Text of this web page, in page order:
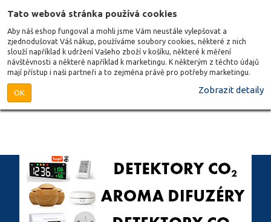
Tato webová stránka používá cookies
Aby náš eshop fungoval a mohli jsme Vám neustále vylepšovat a
zjednodušovat Váš nákup, používáme soubory cookies, některé z nich
slouží například k udržení Vašeho zboží v košíku, některé k měření
návštěvnosti a některé například k marketingu. K některým z těchto údajů
mají přístup i naši partneři a to zejména právě pro potřeby marketingu.
OK Zobrazit detaily